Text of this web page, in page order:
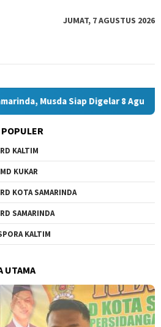
JUMAT, 7 AGUSTUS 2026
Siap Digelar 8 Agustus 2026
KALTIM
KUKAR
KOTA SAMARINDA
SAMARINDA
KALTIM
UTAMA